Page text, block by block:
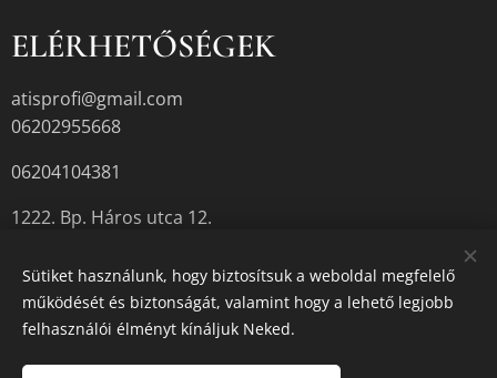
ELÉRHETŐSÉGEK
atisprofi@gmail.com
06202955668
06204104381
1222. Bp. Háros utca 12.
A termékek aktuális készletéről érdeklődjön az üzletben, vagy a
megadott elérhetőségek egyikén.
Sütiket használunk, hogy biztosítsuk a weboldal megfelelő
működését és biztonságát, valamint hogy a lehető legjobb
felhasználói élményt kínáljuk Neked.